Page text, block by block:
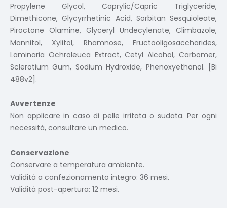
Propylene Glycol, Caprylic/Capric Triglyceride,
Dimethicone, Glycyrrhetinic Acid, Sorbitan Sesquioleate,
Piroctone Olamine, Glyceryl Undecylenate, Climbazole,
Mannitol, Xylitol, Rhamnose, Fructooligosaccharides,
Laminaria Ochroleuca Extract, Cetyl Alcohol, Carbomer,
Sclerotium Gum, Sodium Hydroxide, Phenoxyethanol. [Bi
488v2].
Avvertenze
Non applicare in caso di pelle irritata o sudata. Per ogni
necessità, consultare un medico.
Conservazione
Conservare a temperatura ambiente.
Validità a confezionamento integro: 36 mesi.
Validità post-apertura: 12 mesi.